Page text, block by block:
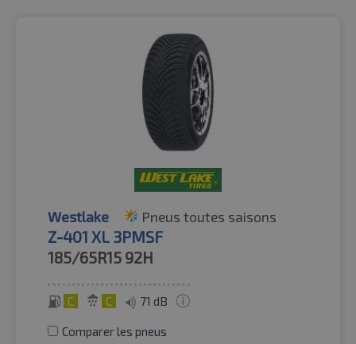
Westlake Pneus toutes saisons
Z-401 XL 3PMSF
185/65R15 92H
C C 71 dB
Comparer les pneus